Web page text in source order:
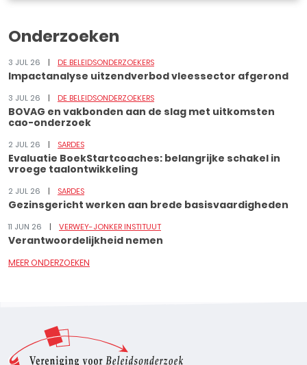
Onderzoeken
3 JUL 26 DE BELEIDSONDERZOEKERS
Impactanalyse uitzendverbod vleessector afgerond
3 JUL 26 DE BELEIDSONDERZOEKERS
BOVAG en vakbonden aan de slag met uitkomsten
cao-onderzoek
2 JUL 26 SARDES
Evaluatie BoekStartcoaches: belangrijke schakel in
vroege taalontwikkeling
2 JUL 26 SARDES
Gezinsgericht werken aan brede basisvaardigheden
11 JUN 26 VERWEY-JONKER INSTITUUT
Verantwoordelijkheid nemen
MEER ONDERZOEKEN